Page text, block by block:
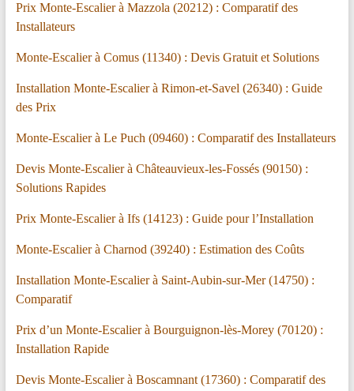
Prix Monte-Escalier à Mazzola (20212) : Comparatif des
Installateurs
Monte-Escalier à Comus (11340) : Devis Gratuit et Solutions
Installation Monte-Escalier à Rimon-et-Savel (26340) : Guide
des Prix
Monte-Escalier à Le Puch (09460) : Comparatif des Installateurs
Devis Monte-Escalier à Châteauvieux-les-Fossés (90150) :
Solutions Rapides
Prix Monte-Escalier à Ifs (14123) : Guide pour l’Installation
Monte-Escalier à Charnod (39240) : Estimation des Coûts
Installation Monte-Escalier à Saint-Aubin-sur-Mer (14750) :
Comparatif
Prix d’un Monte-Escalier à Bourguignon-lès-Morey (70120) :
Installation Rapide
Devis Monte-Escalier à Boscamnant (17360) : Comparatif des